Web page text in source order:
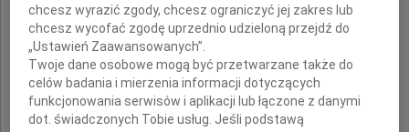
Sylwii i Tomkowi Jakubczak
oraz
Najbliższej Rodzinie
chcesz wyrazić zgody, chcesz ograniczyć jej zakres lub
chcesz wycofać zgodę uprzednio udzieloną przejdź do
„Ustawień Zaawansowanych”.
Twoje dane osobowe mogą być przetwarzane także do
celów badania i mierzenia informacji dotyczących
funkcjonowania serwisów i aplikacji lub łączone z danymi
dot. świadczonych Tobie usług. Jeśli podstawą